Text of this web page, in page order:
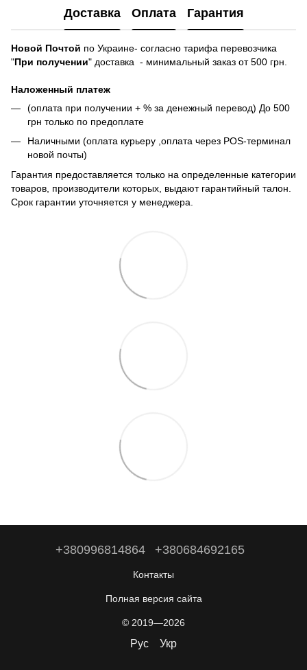
Доставка Оплата Гарантия
Новой Почтой по Украине- согласно тарифа перевозчика
"При получении" доставка - минимальный заказ от 500 грн.
Наложенный платеж
(оплата при получении + % за денежный перевод) До 500
грн только по предоплате
Наличными (оплата курьеру ,оплата через POS-терминал
новой почты)
Гарантия предоставляется только на определенные категории
товаров, производители которых, выдают гарантийный талон.
Срок гарантии уточняется у менеджера.
+380996814864 +380684692165
Контакты
Полная версия сайта
© 2019—2026
Рус Укр